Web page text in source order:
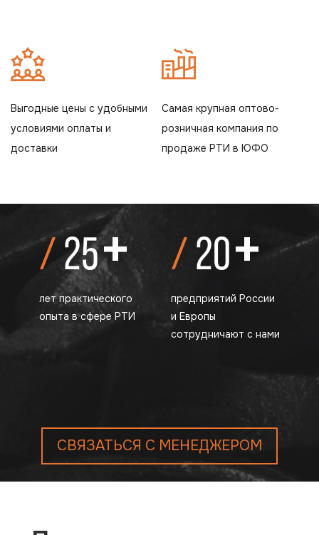
Выгодные цены с удобными
условиями оплаты и
доставки
Самая крупная оптово-
розничная компания по
продаже РТИ в ЮФО
25+
лет практического
опыта в сфере РТИ
20+
предприятий России
и Европы
сотрудничают с нами
СВЯЗАТЬСЯ С МЕНЕДЖЕРОМ